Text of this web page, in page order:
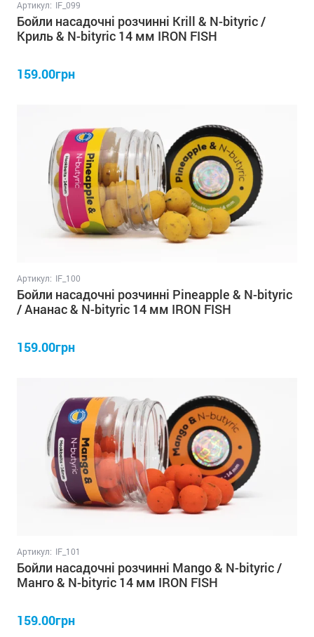
Артикул: IF_099
Бойли насадочні розчинні Krill & N-bityric /
Криль & N-bityric 14 мм IRON FISH
159.00грн
Артикул: IF_100
Бойли насадочні розчинні Pineapple & N-bityric
/ Ананас & N-bityric 14 мм IRON FISH
159.00грн
Артикул: IF_101
Бойли насадочні розчинні Mango & N-bityric /
Манго & N-bityric 14 мм IRON FISH
159.00грн